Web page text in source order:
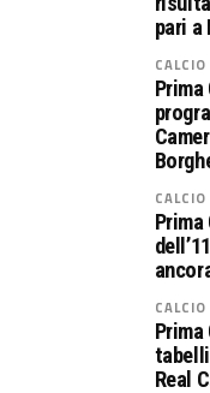
pari a
CALCIO
Prima
CALCIO
CALCIO
Prima
Real